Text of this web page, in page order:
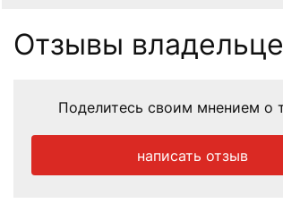
Отзывы
Поделитесь своим мнением о
написать отзыв